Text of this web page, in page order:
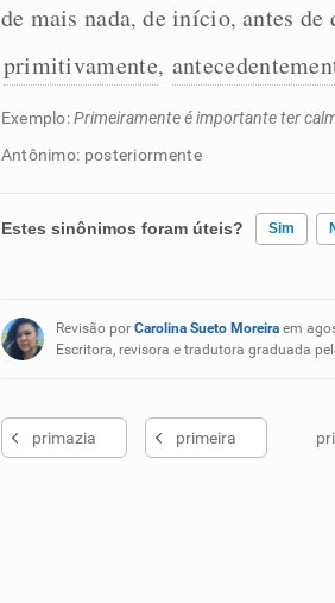
de mais nada,de início, antes de
primitivamente,
Exemplo:Primeiramente é importante ter
Antônimo: posteriormente
Estes sinônimos foram úteis? Sim
Nenhum dos sinônimos apresentados
Revisão por Carolina Sueto Moreiraem
Escritora, revisora e tradutora graduada
primazia primeira